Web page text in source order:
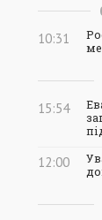
10:31
15:54
12:00